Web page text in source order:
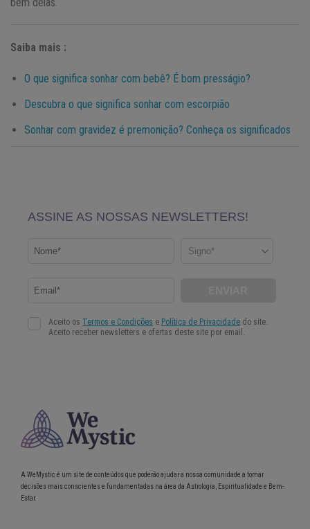
Saiba mais :
O que significa sonhar com bebê? É bom presságio?
Descubra o que significa sonhar com escorpião
Sonhar com gravidez é premonição? Conheça os significados
A WeMystic é um site de conteúdos que poderão ajudar a nossa comunidade a tomar
decisões mais conscientes e fundamentadas na área da Astrologia, Espiritualidade e Bem-
Estar.